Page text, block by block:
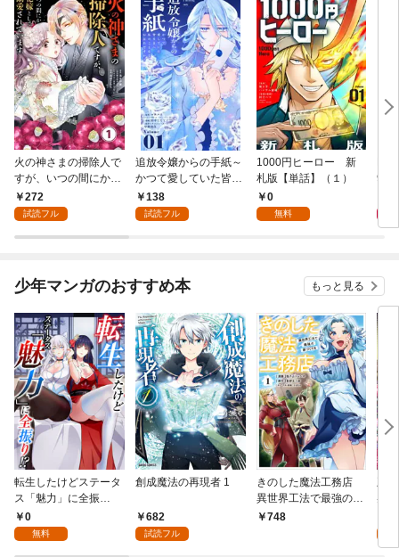
火の神さまの掃除人で
すが、いつの間にか花
嫁として溺愛されてい
ます【単話】（１）
272
試読フル
追放令嬢からの手紙～
かつて愛していた皆さ
まへ 私のことなどお忘
れですか？～【単話】
138
試読フル
1000円ヒーロー 新
札版【単話】（１）
0
無料
9.5
少年マンガのおすすめ本 もっと見る
転生したけどステータ
ス「魅力」に全振
り！？(1)
0
無料
創成魔法の再現者 1
682
試読フル
きのした魔法工務店
異世界工法で最強の家
づくりを（コミック）
748
兆
る